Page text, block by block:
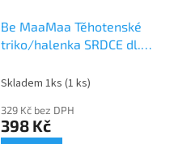
Be MaaMaa Těhotenské
triko/halenka SRDCE dl.
Skladem 1ks (1 ks)
329 Kč bez DPH
398 Kč